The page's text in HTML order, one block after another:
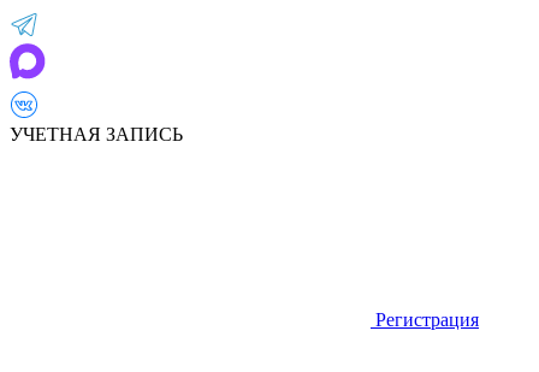
УЧЕТНАЯ ЗАПИСЬ
Регистрация